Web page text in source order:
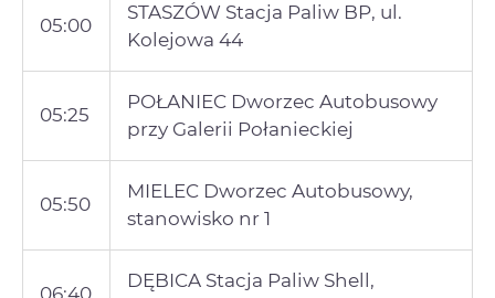
05:00
STASZÓW Stacja Paliw BP, ul.
Kolejowa 44
05:25
POŁANIEC Dworzec Autobusowy
przy Galerii Połanieckiej
05:50
MIELEC Dworzec Autobusowy,
stanowisko nr 1
06:40
DĘBICA Stacja Paliw Shell,